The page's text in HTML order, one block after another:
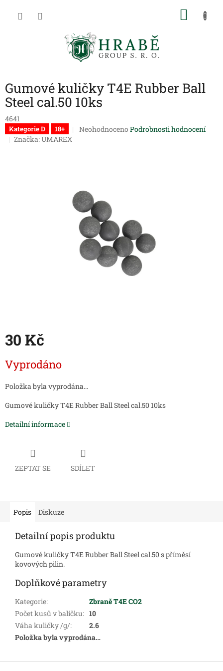
Gumové kuličky T4E Rubber Ball
Steel cal.50 10ks
4641
Kategorie D 18+
Průměrné
hvězdiček.
Neohodnoceno Podrobnosti hodnocení
Značka:UMAREX
30 Kč
cena:
Vyprodáno
Položka byla vyprodána…
Gumové kuličky T4E Rubber Ball Steel cal.50 10ks
Detailní informace
ZEPTAT SE SDÍLET
Popis Diskuze
Detailní popis produktu
Gumové kuličky T4E Rubber Ball Steel cal.50 s příměsí
kovových pilin.
Doplňkové parametry
Kategorie:
Zbraně T4E CO2
Počet kusů v balíčku: 10
Váha kuličky /g/:
2.6
Položka byla vyprodána…
Z